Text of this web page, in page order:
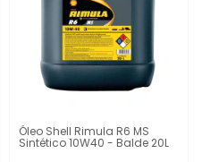
Óleo Shell Rimula R6 MS
Sintético 10W40 - Balde 20L